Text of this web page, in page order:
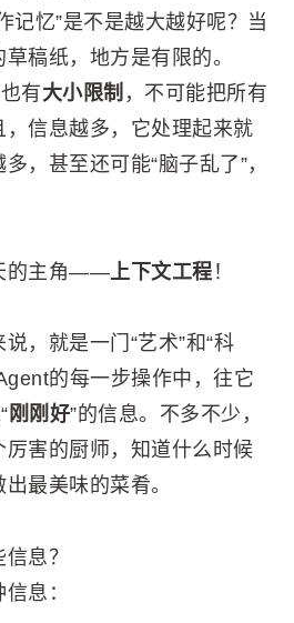
记忆”是不是越大越好呢？当
稿纸，地方是有限的。
有大小限制 ，不可能把所有
信息越多，它处理起来就
，甚至还可能“脑子乱了”，
的主角—— 上下文工程 ！
说，就是一门“艺术”和“科
的每一步操作中，往它
刚刚好”的信息。不多不少，
害的厨师，知道什么时候
最美味的菜肴。
息？
息：